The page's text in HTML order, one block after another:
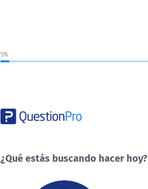
5%
¿Qué estás buscando hacer hoy?